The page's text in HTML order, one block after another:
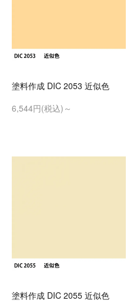
塗料作成 DIC 2053 近似色
6,544円(税込)～
塗料作成 DIC 2055 近似色